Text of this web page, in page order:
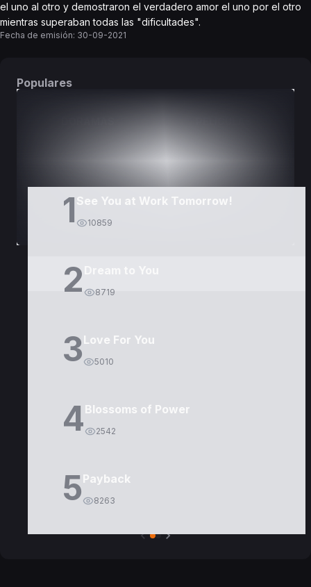
el uno al otro y demostraron el verdadero amor el uno por el otro
mientras superaban todas las "dificultades".
Fecha de emisión: 30-09-2021
Populares
1 See You at Work Tomorrow!
10859
2 8719
3Love For You
5010
4Blossoms of Power
2542
5Payback
8263